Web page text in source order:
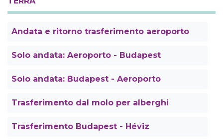
Andata e ritorno trasferimento aeroporto
Solo andata: Aeroporto - Budapest
Solo andata: Budapest - Aeroporto
Trasferimento dal molo per alberghi
Trasferimento Budapest - Héviz